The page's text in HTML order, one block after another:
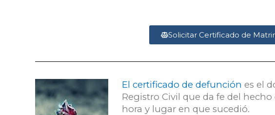
Solicitar Certificado de
El certificado de defunción es el
Registro Civil que da fe del
hora y lugar en que sucedió.